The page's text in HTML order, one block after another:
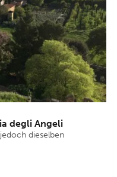
degli Angeli
dieselben